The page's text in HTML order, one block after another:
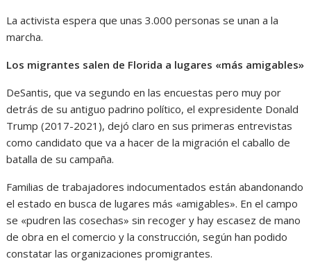
La activista espera que unas 3.000 personas se unan a la
marcha.
Los migrantes salen de Florida a lugares «más amigables»
DeSantis, que va segundo en las encuestas pero muy por
detrás de su antiguo padrino político, el expresidente Donald
Trump (2017-2021), dejó claro en sus primeras entrevistas
como candidato que va a hacer de la migración el caballo de
batalla de su campaña.
Familias de trabajadores indocumentados están abandonando
el estado en busca de lugares más «amigables». En el campo
se «pudren las cosechas» sin recoger y hay escasez de mano
de obra en el comercio y la construcción, según han podido
constatar las organizaciones promigrantes.